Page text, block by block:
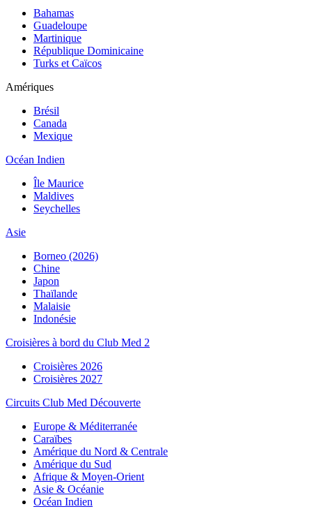
Bahamas
Guadeloupe
Martinique
République Dominicaine
Turks et Caïcos
Amériques
Brésil
Canada
Mexique
Océan Indien
Île Maurice
Maldives
Seychelles
Asie
Borneo (2026)
Chine
Japon
Thaïlande
Malaisie
Indonésie
Croisières à bord du Club Med 2
Croisières 2026
Croisières 2027
Circuits Club Med Découverte
Europe & Méditerranée
Caraïbes
Amérique du Nord & Centrale
Amérique du Sud
Afrique & Moyen-Orient
Asie & Océanie
Océan Indien